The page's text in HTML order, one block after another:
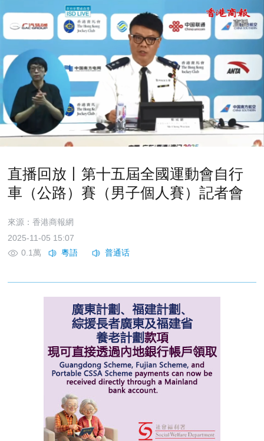
直播回放丨第十五屆全國運動會自行
車（公路）賽（男子個人賽）記者會
來源：香港商報網
2025-11-05 15:07
0.1萬